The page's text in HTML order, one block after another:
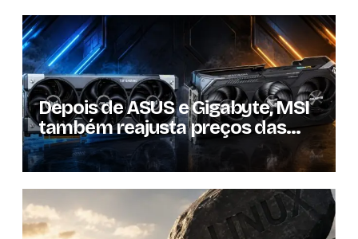
Depois de ASUS e Gigabyte, MSI
também reajusta preços das
GPUs em mais de 20%